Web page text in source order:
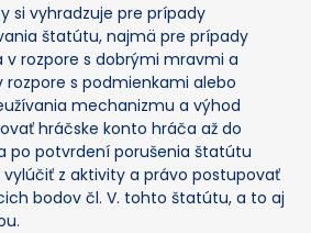
si vyhradzuje pre prípady
štatútu, najmä pre prípady
v rozpore s dobrými mravmi a
rozpore s podmienkami alebo
mechanizmu a výhod
hráčske konto hráča až do
po potvrdení porušenia štatútu
z aktivity a právo postupovať
bodov čl. V. tohto štatútu, a to aj